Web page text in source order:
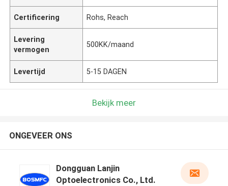
Certificering Rohs, Reach
Levering
vermogen
500KK/maand
Levertijd 5-15 DAGEN
Bekijk meer
ONGEVEER ONS
Dongguan Lanjin
Optoelectronics Co., Ltd.